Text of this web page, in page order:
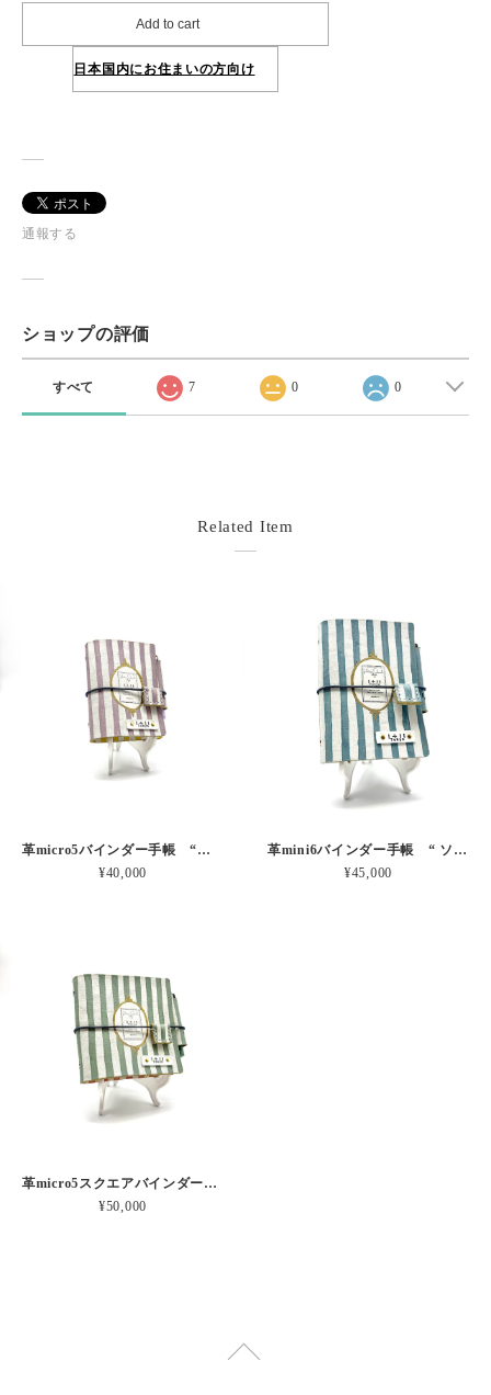
Add to cart
日本国内にお住まいの方向け
通報する
ショップの評価
すべて 7 0 0
Related Item
革micro5バインダー手帳 “ブルーベリー・レモンシェイク 昼下がりのお茶会” 本革
¥40,000
革mini6バインダー手帳 “ ソーダ・セサミシェイク 昼下がりのお茶会” 本革
¥45,000
革micro5スクエアバインダー手帳 “ メロン・イチゴシェイク 昼下がりのお茶会” 本革
¥50,000